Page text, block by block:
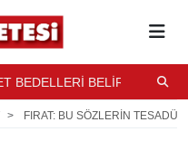
BEDELLERİ BELİRLENDİ
FIRAT: BU SÖZLERİN